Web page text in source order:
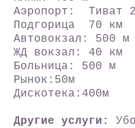
Аэропорт: Тиват
Подгорица 70 км
Автовокзал: 500 м
ЖД вокзал: 40 км
Больница: 500 м
Рынок:50м
Дискотека:400м
Другие услуги: